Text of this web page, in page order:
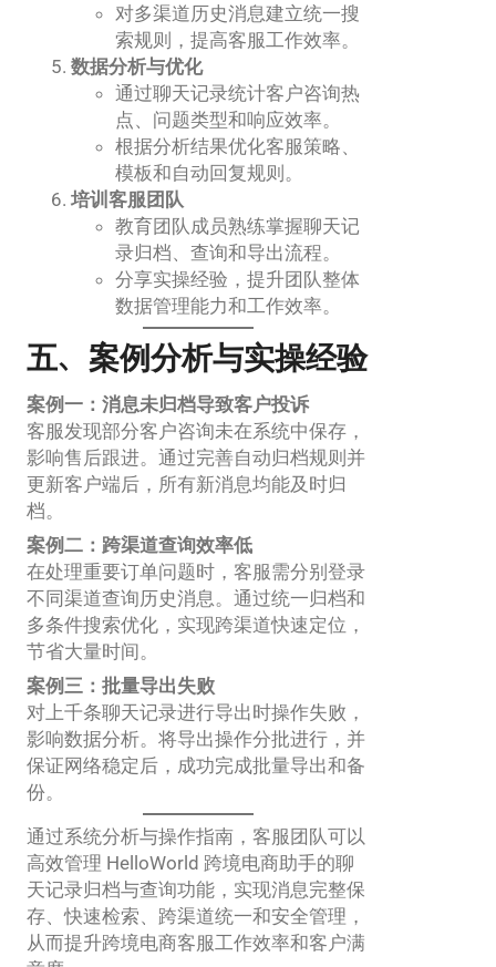
对多渠道历史消息建立统一搜
索规则，提高客服工作效率。
数据分析与优化
通过聊天记录统计客户咨询热
点、问题类型和响应效率。
根据分析结果优化客服策略、
模板和自动回复规则。
培训客服团队
教育团队成员熟练掌握聊天记
录归档、查询和导出流程。
分享实操经验，提升团队整体
数据管理能力和工作效率。
五、案例分析与实操经验
案例一：消息未归档导致客户投诉
客服发现部分客户咨询未在系统中保存，
影响售后跟进。通过完善自动归档规则并
更新客户端后，所有新消息均能及时归
档。
案例二：跨渠道查询效率低
在处理重要订单问题时，客服需分别登录
不同渠道查询历史消息。通过统一归档和
多条件搜索优化，实现跨渠道快速定位，
节省大量时间。
案例三：批量导出失败
对上千条聊天记录进行导出时操作失败，
影响数据分析。将导出操作分批进行，并
保证网络稳定后，成功完成批量导出和备
份。
通过系统分析与操作指南，客服团队可以
高效管理 HelloWorld 跨境电商助手的聊
天记录归档与查询功能，实现消息完整保
存、快速检索、跨渠道统一和安全管理，
从而提升跨境电商客服工作效率和客户满